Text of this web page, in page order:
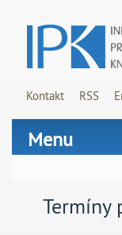
Kontakt RSS
Menu
Termíny